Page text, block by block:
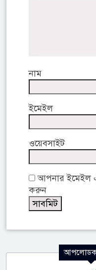
নাম
ইমেইল
ওয়েবসাইট
আপনার ইমেইল
করুন